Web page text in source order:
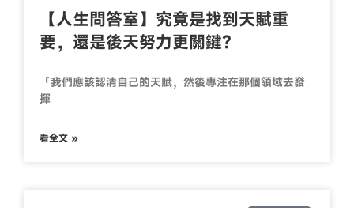
【人生問答室】究竟是找到天賦重
要，還是後天努力更關鍵？
「我們應該認清自己的天賦，然後專注在那個領域去發
揮
看全文 »